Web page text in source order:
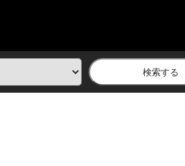
検索する